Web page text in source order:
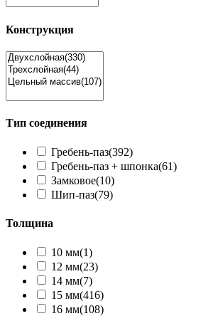
Конструкция
Тип соединения
Гребень-паз(392)
Гребень-паз + шпонка(61)
Замковое(10)
Шип-паз(79)
Толщина
10 мм(1)
12 мм(23)
14 мм(7)
15 мм(416)
16 мм(108)